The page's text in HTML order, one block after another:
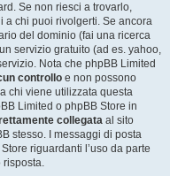
Se non riesci a trovarlo,
a chi puoi rivolgerti. Se ancora
del dominio (fai una ricerca
servizio gratuito (ad es. yahoo,
Nota che phpBB Limited
controllo e non possono
chi viene utilizzata questa
Limited o phpBB Store in
collegata al sito
stesso. I messaggi di posta
riguardanti l’uso da parte
risposta.